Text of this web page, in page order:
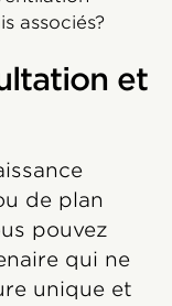
associés?
et
de plan
pouvez
qui ne
unique et